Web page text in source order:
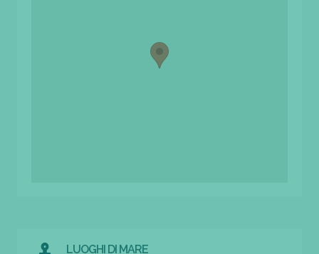
LUOGHI DI MARE